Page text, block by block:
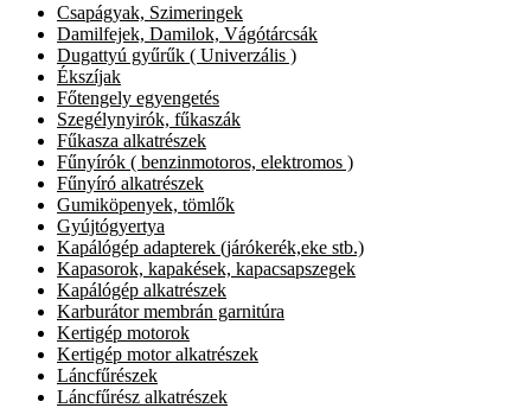
Csapágyak, Szimeringek
Damilfejek, Damilok, Vágótárcsák
Dugattyú gyűrűk ( Univerzális )
Ékszíjak
Főtengely egyengetés
Szegélynyirók, fűkaszák
Fűkasza alkatrészek
Fűnyírók ( benzinmotoros, elektromos )
Fűnyíró alkatrészek
Gumiköpenyek, tömlők
Gyújtógyertya
Kapálógép adapterek (járókerék,eke stb.)
Kapasorok, kapakések, kapacsapszegek
Kapálógép alkatrészek
Karburátor membrán garnitúra
Kertigép motorok
Kertigép motor alkatrészek
Láncfűrészek
Láncfűrész alkatrészek